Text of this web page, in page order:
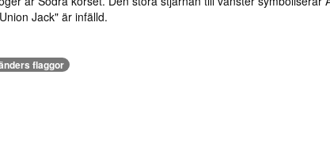
Jack" är infälld.
flaggor